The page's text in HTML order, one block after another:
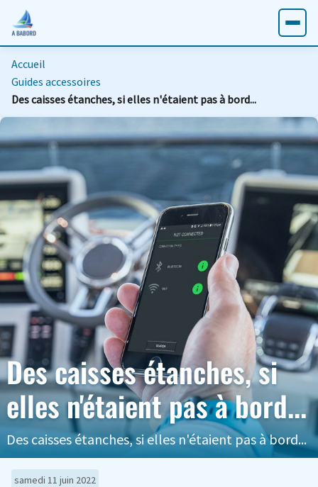
Accueil
Guides accessoires
Des caisses étanches, si elles n'étaient pas à bord...
Des caisses étanches, si
elles n'étaient pas à bord...
Des caisses étanches, si elles n'étaient pas à bord...
samedi 11 juin 2022